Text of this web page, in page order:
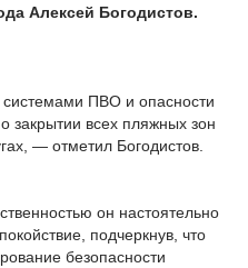
Алексей Богодистов.
системами ПВО и опасности
закрытии всех пляжных зон
— отметил Богодистов.
он настоятельно
подчеркнув, что
безопасности